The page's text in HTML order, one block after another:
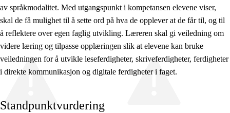
av språkmodalitet. Med utgangspunkt i kompetansen elevene viser,
skal de få mulighet til å sette ord på hva de opplever at de får til, og til
å reflektere over egen faglig utvikling. Læreren skal gi veiledning om
videre læring og tilpasse opplæringen slik at elevene kan bruke
veiledningen for å utvikle leseferdigheter, skriveferdigheter, ferdigheter
i direkte kommunikasjon og digitale ferdigheter i faget.
Standpunktvurdering